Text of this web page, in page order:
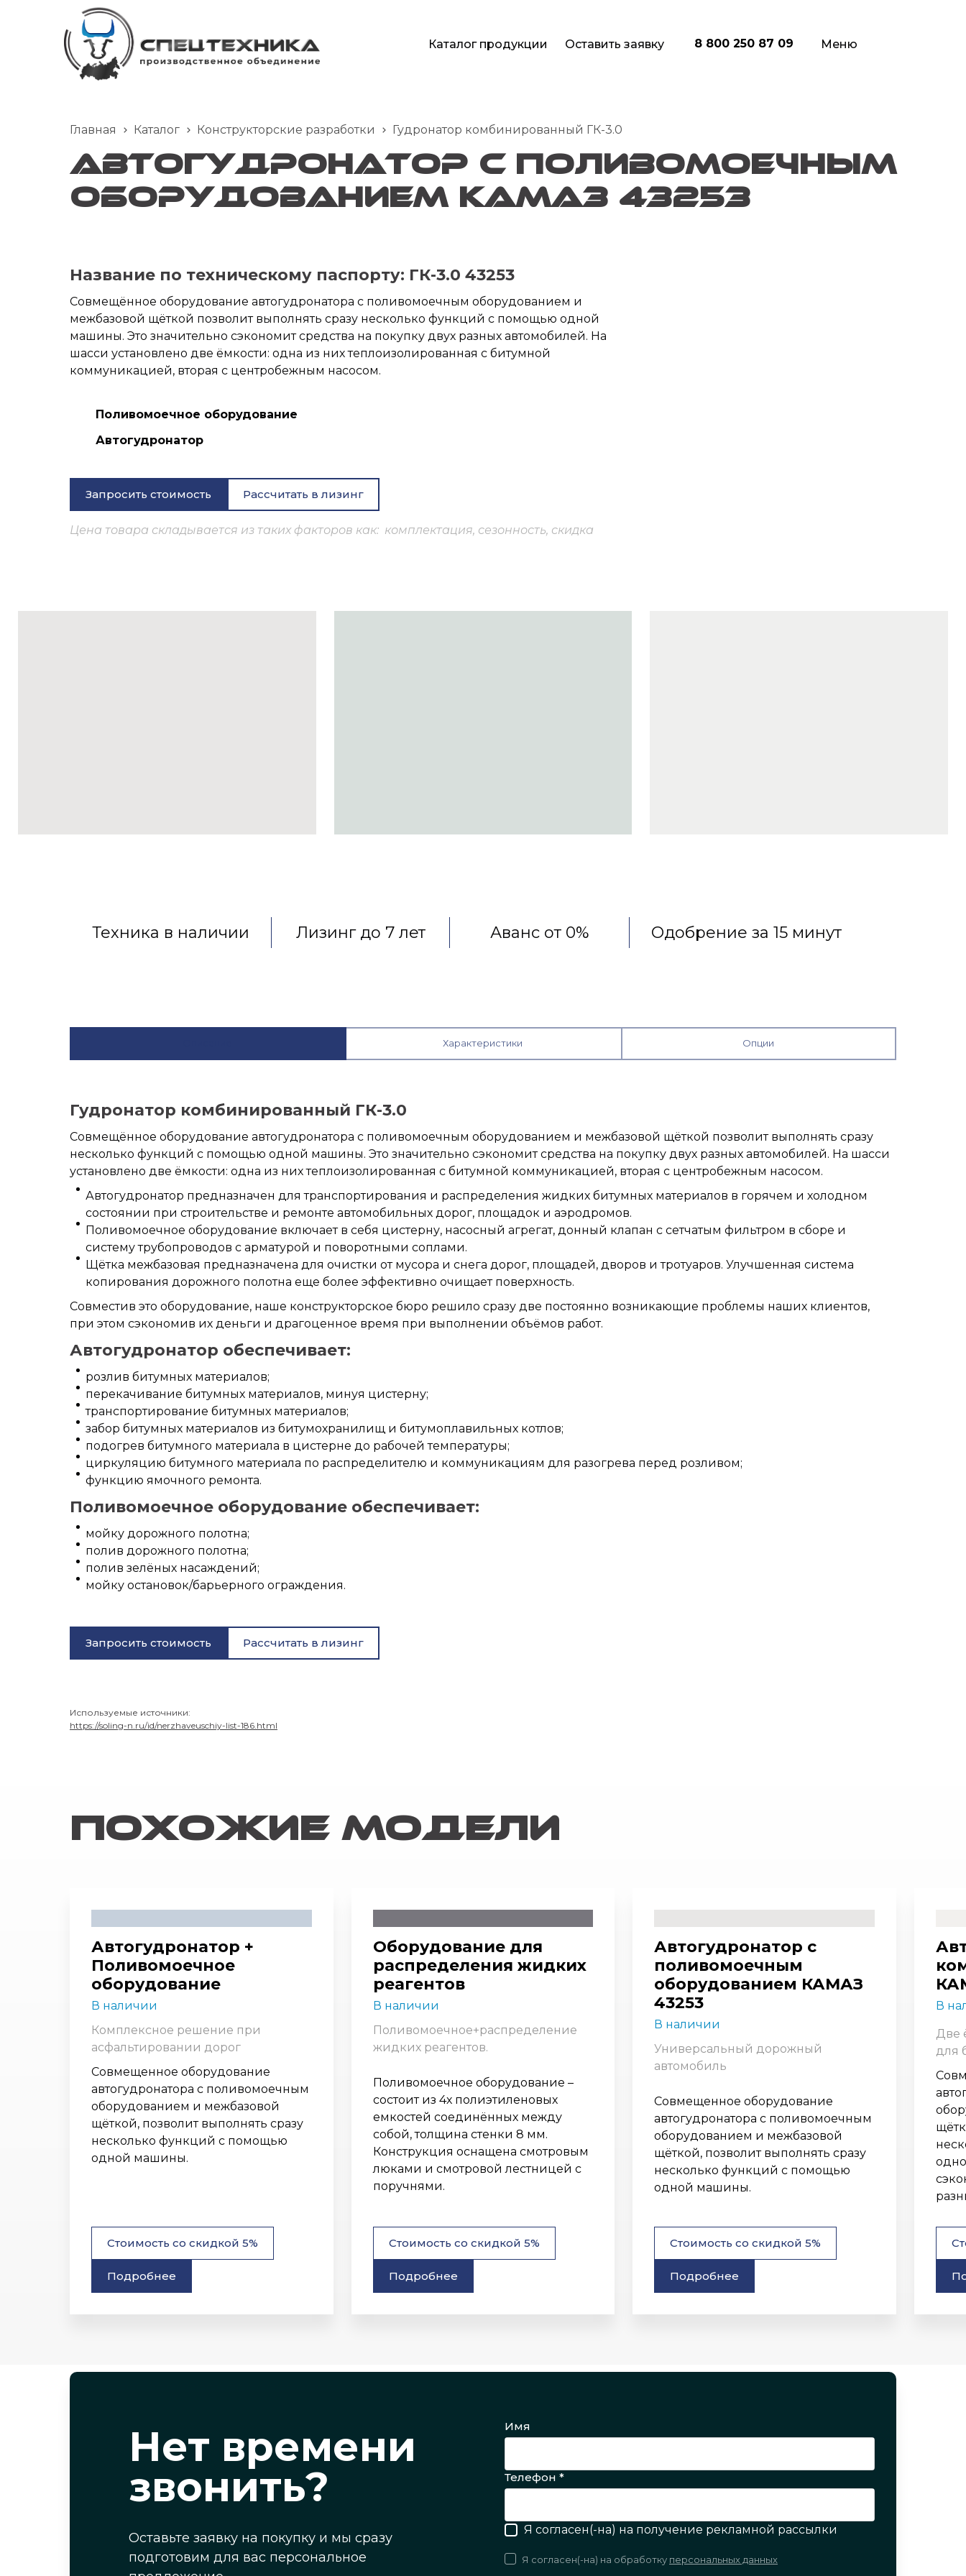
Каталог продукции Оставить заявку 8 800 250 87 09 Меню
Главная Каталог Конструкторские разработки Гудронатор комбинированный ГК-3.0
Автогудронатор с поливомоечным
оборудованием КАМАЗ 43253
Название по техническому паспорту: ГК-3.0 43253
Совмещённое оборудование автогудронатора с поливомоечным оборудованием и
межбазовой щёткой позволит выполнять сразу несколько функций с помощью одной
машины. Это значительно сэкономит средства на покупку двух разных автомобилей. На
шасси установлено две ёмкости: одна из них теплоизолированная с битумной
коммуникацией, вторая с центробежным насосом.
Поливомоечное оборудование
Автогудронатор
Запросить стоимость Рассчитать в лизинг
Цена товара складывается из таких факторов как: комплектация, сезонность, скидка
Техника в наличии Лизинг до 7 лет Аванс от 0% Одобрение за 15 минут
Характеристики Опции
Гудронатор комбинированный ГК-3.0
Совмещённое оборудование автогудронатора с поливомоечным оборудованием и межбазовой щёткой позволит выполнять сразу
несколько функций с помощью одной машины. Это значительно сэкономит средства на покупку двух разных автомобилей. На шасси
установлено две ёмкости: одна из них теплоизолированная с битумной коммуникацией, вторая с центробежным насосом.
Автогудронатор предназначен для транспортирования и распределения жидких битумных материалов в горячем и холодном
состоянии при строительстве и ремонте автомобильных дорог, площадок и аэродромов.
Поливомоечное оборудование включает в себя цистерну, насосный агрегат, донный клапан с сетчатым фильтром в сборе и
систему трубопроводов с арматурой и поворотными соплами.
Щётка межбазовая предназначена для очистки от мусора и снега дорог, площадей, дворов и тротуаров. Улучшенная система
копирования дорожного полотна еще более эффективно очищает поверхность.
Совместив это оборудование, наше конструкторское бюро решило сразу две постоянно возникающие проблемы наших клиентов,
при этом сэкономив их деньги и драгоценное время при выполнении объёмов работ.
Автогудронатор обеспечивает:
розлив битумных материалов;
перекачивание битумных материалов, минуя цистерну;
транспортирование битумных материалов;
забор битумных материалов из битумохранилищ и битумоплавильных котлов;
подогрев битумного материала в цистерне до рабочей температуры;
циркуляцию битумного материала по распределителю и коммуникациям для разогрева перед розливом;
функцию ямочного ремонта.
Поливомоечное оборудование обеспечивает:
мойку дорожного полотна;
полив дорожного полотна;
полив зелёных насаждений;
мойку остановок/барьерного ограждения.
Запросить стоимость Рассчитать в лизинг
Используемые источники:
https://soling-n.ru/id/nerzhaveuschiy-list-186.html
Похожие модели
Автогудронатор +
Поливомоечное
оборудование
В наличии
Комплексное решение при
асфальтировании дорог
Совмещенное оборудование
автогудронатора с поливомоечным
оборудованием и межбазовой
щёткой, позволит выполнять сразу
несколько функций с помощью
одной машины.
Стоимость со скидкой 5%
Подробнее
Оборудование для
распределения жидких
реагентов
В наличии
Поливомоечное+распределение
жидких реагентов.
Поливомоечное оборудование –
состоит из 4х полиэтиленовых
емкостей соединённых между
собой, толщина стенки 8 мм.
Конструкция оснащена смотровым
люками и смотровой лестницей с
поручнями.
Стоимость со скидкой 5%
Подробнее
Автогудронатор с
поливомоечным
оборудованием КАМАЗ
43253
В наличии
Универсальный дорожный
автомобиль
Совмещенное оборудование
автогудронатора с поливомоечным
оборудованием и межбазовой
щёткой, позволит выполнять сразу
несколько функций с помощью
одной машины.
Стоимость со скидкой 5%
Подробнее
В
Две
для
Нет времени
звонить?
Оставьте заявку на покупку и мы сразу
подготовим для вас персональное
Имя
Телефон *
Я согласен(-на) на получение рекламной рассылки
Я согласен(-на) на обработку персональных данных